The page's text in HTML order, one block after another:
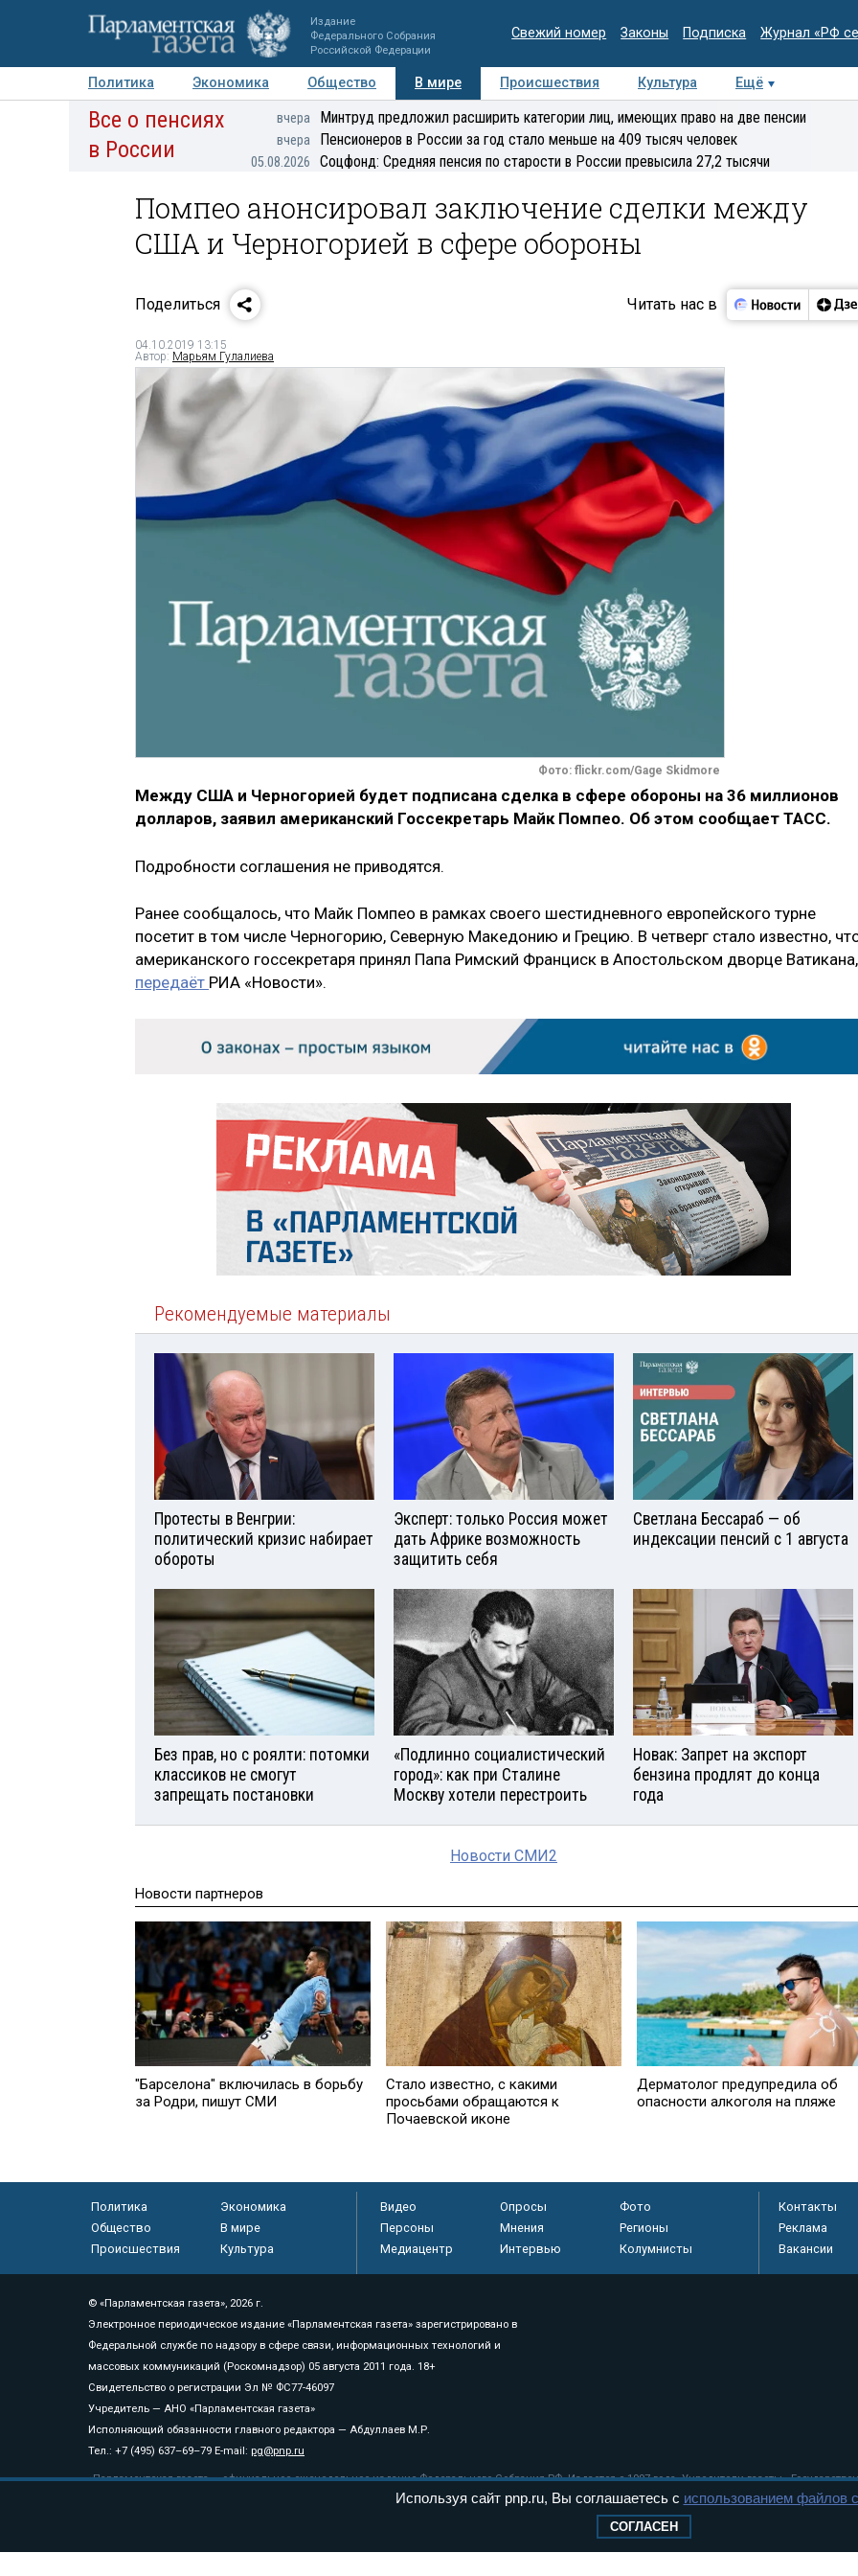
Издание
Федерального Собрания
Российской Федерации
Свежий номер Законы Подписка Журнал «РФ
Политика Экономика Общество В мире Происшествия Культура
Ещё
Авторы Персоны Мнения Регионы Медиацентр Интервью Колумнисты
Все о пенсиях
в России
вчера Минтруд предложил расширить категории лиц, имеющих право на две пенсии
вчера Пенсионеров в России за год стало меньше на 409 тысяч человек
05.08.2026 Соцфонд: Средняя пенсия по старости в России превысила 27,2 тысячи
Помпео анонсировал заключение сделки между
США и Черногорией в сфере обороны
Поделиться Читать нас в
04.10.2019 13:15
Автор: Марьям Гулалиева
Фото: flickr.com/Gage Skidmore
Между США и Черногорией будет подписана сделка в сфере обороны на 36 миллионов
долларов, заявил американский Госсекретарь Майк Помпео. Об этом сообщает ТАСС.
Подробности соглашения не приводятся.
Ранее сообщалось, что Майк Помпео в рамках своего шестидневного европейского турне
посетит в том числе Черногорию, Северную Македонию и Грецию. В четверг стало известно,
американского госсекретаря принял Папа Римский Франциск в Апостольском дворце Ватикана,
передаёт РИА «Новости».
Рекомендуемые материалы
Протесты в Венгрии:
политический кризис набирает
обороты
Эксперт: только Россия может
дать Африке возможность
защитить себя
Светлана Бессараб — об
индексации пенсий с 1 августа
Без прав, но с роялти: потомки
классиков не смогут
запрещать постановки
«Подлинно социалистический
город»: как при Сталине
Москву хотели перестроить
Новак: Запрет на экспорт
бензина продлят до конца
года
Новости СМИ2
Новости партнеров
"Барселона" включилась в борьбу
за Родри, пишут СМИ
Стало известно, с какими
просьбами обращаются к
Почаевской иконе
Дерматолог предупредила об
опасности алкоголя на пляже
Политика
Экономика
Общество
В мире
Происшествия
Культура
Видео Опросы
Фото
Персоны
Мнения
Регионы
Медиацентр
Интервью Колумнисты
Контакты
Реклама
Вакансии
© «Парламентская газета», 2026 г.
Электронное периодическое издание «Парламентская газета» зарегистрировано в
Федеральной службе по надзору в сфере связи, информационных технологий и
массовых коммуникаций (Роскомнадзор) 05 августа 2011 года. 18+
Свидетельство о регистрации Эл № ФС77-46097
Учредитель — АНО «Парламентская газета»
Исполняющий обязанности главного редактора — Абдуллаев М.Р.
Тел.: +7 (495) 637–69–79 E-mail: pg@pnp.ru
«Парламентская газета» - официальное еженедельное издание Федерального Собрания РФ. Издается с 1997 года. Учредители газеты -
федеральных конституционных законов, федеральных законов и актов палат Федерального Собрания. «Парламентская газета» имеет пункты
Сайт «Парламентской газеты» - это оперативные новости и достоверная информация о принимаемых в стране законах и деятельности депутатов
Используя сайт pnp.ru, Вы соглашаетесь с использованием файлов
СОГЛАСЕН